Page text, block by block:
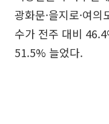
광화문·을지로·여
수가 전주 대비
51.5% 늘었다.